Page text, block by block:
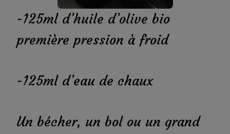
-125ml d’huile d’olive bio
première pression à froid
-125ml d’eau de chaux
Un bécher, un bol ou un grand